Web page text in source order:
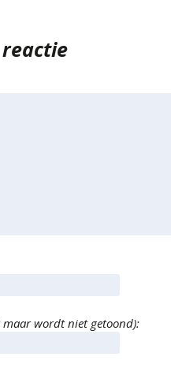
wordt niet getoond):